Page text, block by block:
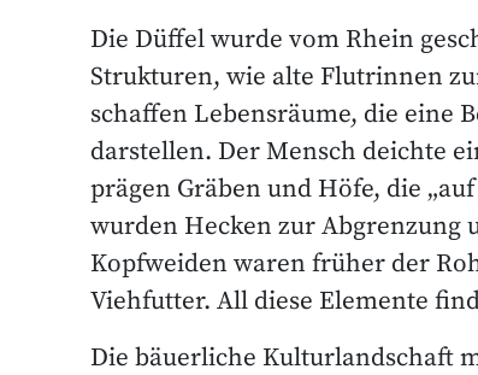
Die Düffel wurde vom Rhein
Strukturen, wie alte Flutrinnen
schaffen Lebensräume, die eine
darstellen. Der Mensch deichte
prägen Gräben und Höfe, die
wurden Hecken zur Abgrenzung
Kopfweiden waren früher der
Viehfutter. All diese Elemente
Die bäuerliche Kulturlandschaft